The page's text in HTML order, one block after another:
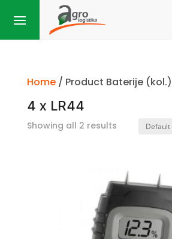
Home/ Product Baterije (kol.)
4 x LR44
Showing all 2 results